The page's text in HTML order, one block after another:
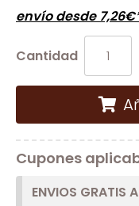
envío desde 7,26€
Cantidad
Cupones
ENVIOS GRATIS